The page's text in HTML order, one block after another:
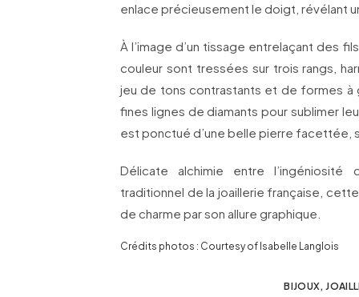
enlace précieusement le doigt, révélant
À l’image d’un tissage entrelaçant des
couleur sont tressées sur trois rangs,
jeu de tons contrastants et de formes
fines lignes de diamants pour sublimer
est ponctué d’une belle pierre facettée,
Délicate alchimie entre
traditionnel de la joaillerie française,
de charme par son allure graphique.
Crédits photos : Courtesy of Isabelle Langlois
BIJOUX,